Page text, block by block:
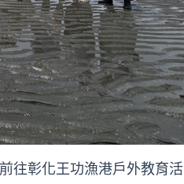
往彰化王功漁港戶外教育活